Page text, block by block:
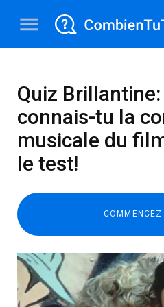
menu
Quiz
connais-tu la
musicale du
le test!